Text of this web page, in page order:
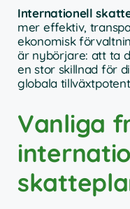
Internationell
mer effektiv,
ekonomisk
är nybörjare: att ta
en stor skillnad för
globala
Vanliga